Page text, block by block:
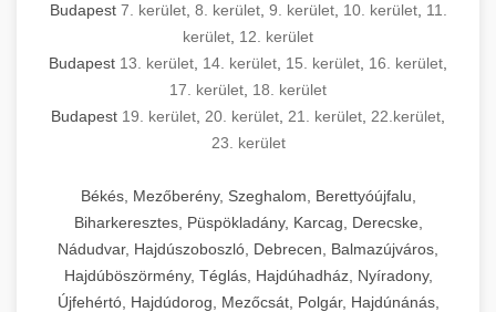
Budapest 7. kerület, 8. kerület, 9. kerület, 10. kerület, 11.
kerület 12. kerület
Budapest 13. kerület 14. kerület 15. kerület 16. kerület
17. kerület 18. kerület
Budapest 19. kerület 20. kerület 21. kerület 22.kerület
23. kerület
Békés, Mezőberény, Szeghalom, Berettyóújfalu,
Biharkeresztes, Püspökladány, Karcag, Derecske,
Nádudvar, Hajdúszoboszló, Debrecen, Balmazújváros,
Hajdúböszörmény, Téglás, Hajdúhadház, Nyíradony,
Újfehértó, Hajdúdorog, Mezőcsát, Polgár, Hajdúnánás,